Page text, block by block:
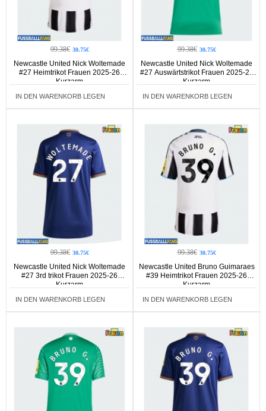
99.38€ 30.75€
Newcastle United Nick Woltemade
#27 Heimtrikot Frauen 2025-26
Kurzarm
IN DEN WARENKORB LEGEN
99.38€ 30.75€
Newcastle United Nick Woltemade
#27 Auswärtstrikot Frauen 2025-26
Kurzarm
IN DEN WARENKORB LEGEN
99.38€ 30.75€
Newcastle United Nick Woltemade
#27 3rd trikot Frauen 2025-26
Kurzarm
IN DEN WARENKORB LEGEN
99.38€ 30.75€
Newcastle United Bruno Guimaraes
#39 Heimtrikot Frauen 2025-26
Kurzarm
IN DEN WARENKORB LEGEN